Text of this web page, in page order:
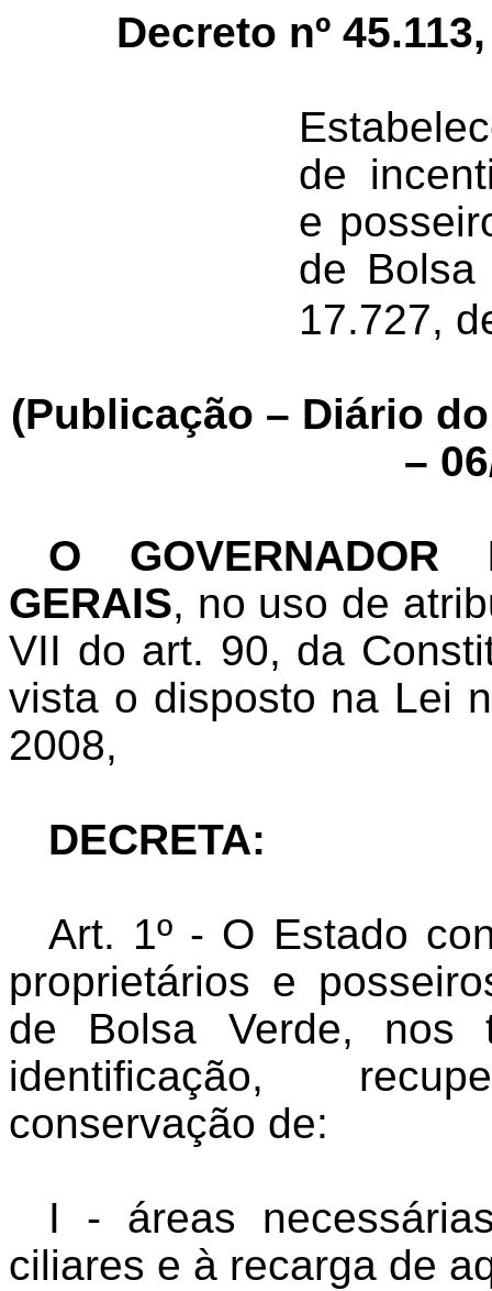
Decreto nº
de
e
de
17.727,
(Publicação – Diário
–
O
GERAIS, no uso de
VII do art. 90, da
vista o disposto na Lei
2008,
DECRETA:
Art. 1º - O Estado
proprietários e
de Bolsa Verde, nos
identificação,
conservação de:
I - áreas
ciliares e à recarga de